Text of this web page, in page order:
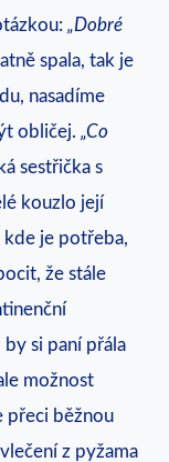
„Dobré
spala, tak je
nasadíme
obličej. „Co
sestřička s
kouzlo její
kde je potřeba,
že stále
si paní přála
možnost
přeci běžnou
z pyžama